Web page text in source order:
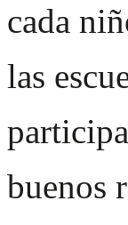
cada
las
buenos